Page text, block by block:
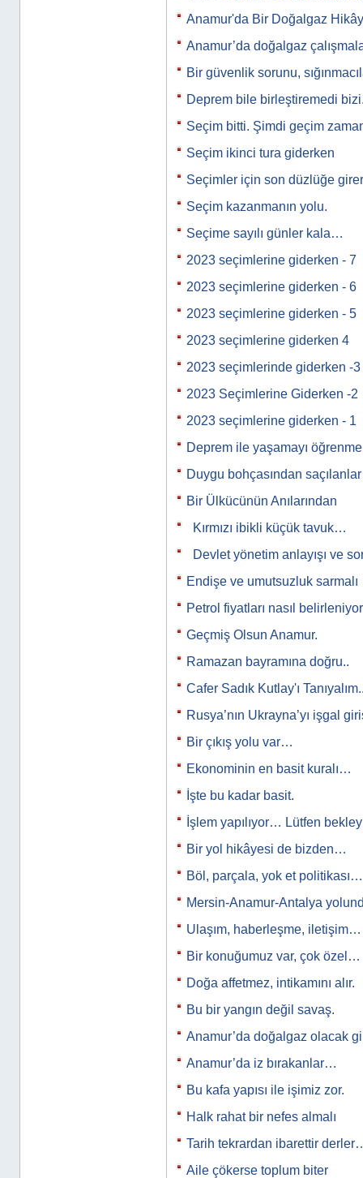
Anamur'da Bir Doğalgaz
Anamur’da doğalgaz
Bir güvenlik sorunu,
Deprem bile birleştiremedi
Seçim bitti. Şimdi geçim
Seçim ikinci tura giderken
Seçimler için son düzlüğe
Seçim kazanmanın yolu.
Seçime sayılı günler kala…
2023 seçimlerine giderken - 7
2023 seçimlerine giderken - 6
2023 seçimlerine giderken - 5
2023 seçimlerine giderken 4
2023 seçimlerinde giderken -3
2023 Seçimlerine Giderken -2
2023 seçimlerine giderken - 1
Deprem ile yaşamayı
Duygu bohçasından
Bir Ülkücünün Anılarından
Kırmızı ibikli küçük tavuk…
Devlet yönetim anlayışı ve
Endişe ve umutsuzluk sarmalı
Petrol fiyatları nasıl
Geçmiş Olsun Anamur.
Ramazan bayramına doğru..
Cafer Sadık Kutlay'ı
Rusya’nın Ukrayna’yı işgal
Bir çıkış yolu var…
Ekonominin en basit kuralı…
İşte bu kadar basit.
İşlem yapılıyor… Lütfen
Bir yol hikâyesi de bizden…
Böl, parçala, yok et politikası…
Mersin-Anamur-Antalya
Ulaşım, haberleşme, iletişim…
Bir konuğumuz var, çok özel…
Doğa affetmez, intikamını alır.
Bu bir yangın değil savaş.
Anamur’da doğalgaz olacak
Anamur’da iz bırakanlar…
Bu kafa yapısı ile işimiz zor.
Halk rahat bir nefes almalı
Tarih tekrardan ibarettir
Aile çökerse toplum biter